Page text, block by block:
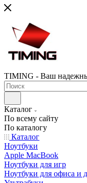
TIMING - Ваш
Каталог
По всему сайту
По каталогу
Каталог
Ноутбуки
Apple MacBook
Ноутбуки для игр
Ноутбуки для офиса и